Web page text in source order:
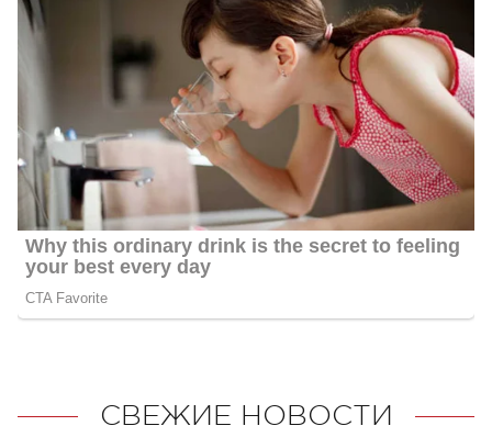
СВЕЖИЕ НОВОСТИ